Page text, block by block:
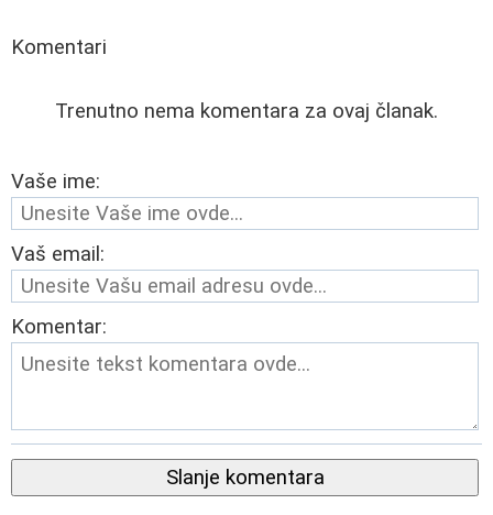
Komentari
Trenutno nema komentara za ovaj članak.
Vaše ime:
Vaš email:
Komentar:
Slanje komentara